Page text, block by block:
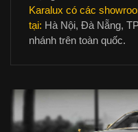
Karalux có các
tại: Hà Nội, Đà Nẵng,
nhánh trên toàn quốc.